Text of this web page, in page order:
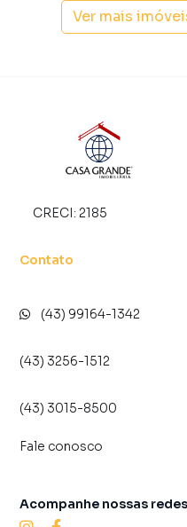
Ver mais
CRECI: 2185
Contato
(43) 99164-1342
(43) 3256-1512
(43) 3015-8500
Fale conosco
Acompanhe nossas redes